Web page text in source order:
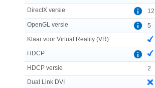
DirectX versie
OpenGL versie
5
Klaar voor Virtual Reality (VR)
HDCP
HDCP versie
2
Dual Link DVI